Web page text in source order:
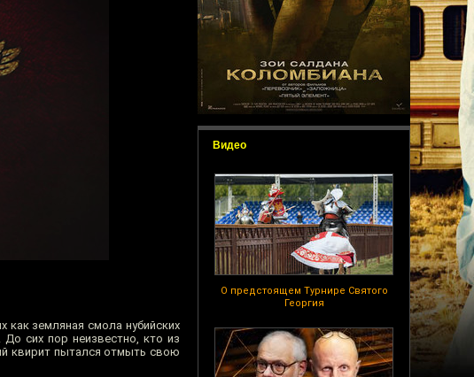
Видео
О предстоящем Турнире Святого
Георгия
как земляная смола нубийских
сих пор неизвестно, кто из
квирит пытался отмыть свою